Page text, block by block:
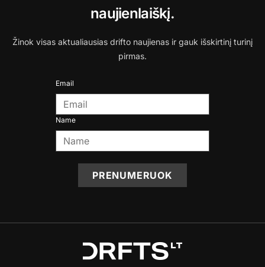
naujienlaiškį.
Žinok visas aktualiausias drifto naujienas ir gauk išskirtinį turinį
pirmas.
Email
Name
PRENUMERUOK